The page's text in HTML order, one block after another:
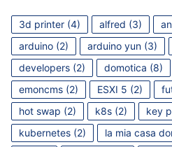
3d printer (4) alfred (3)
arduino (2) arduino yun (3)
developers (2) domotica (8)
emoncms (2) ESXI 5 (2)
hot swap (2) k8s (2) key
kubernetes (2) la mia casa